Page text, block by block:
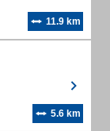
11.9 km
5.6 km